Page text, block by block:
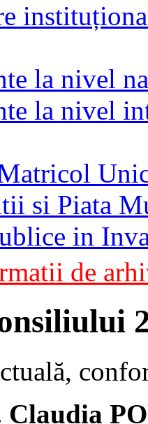
la nivel
la nivel
si Piata
in
de